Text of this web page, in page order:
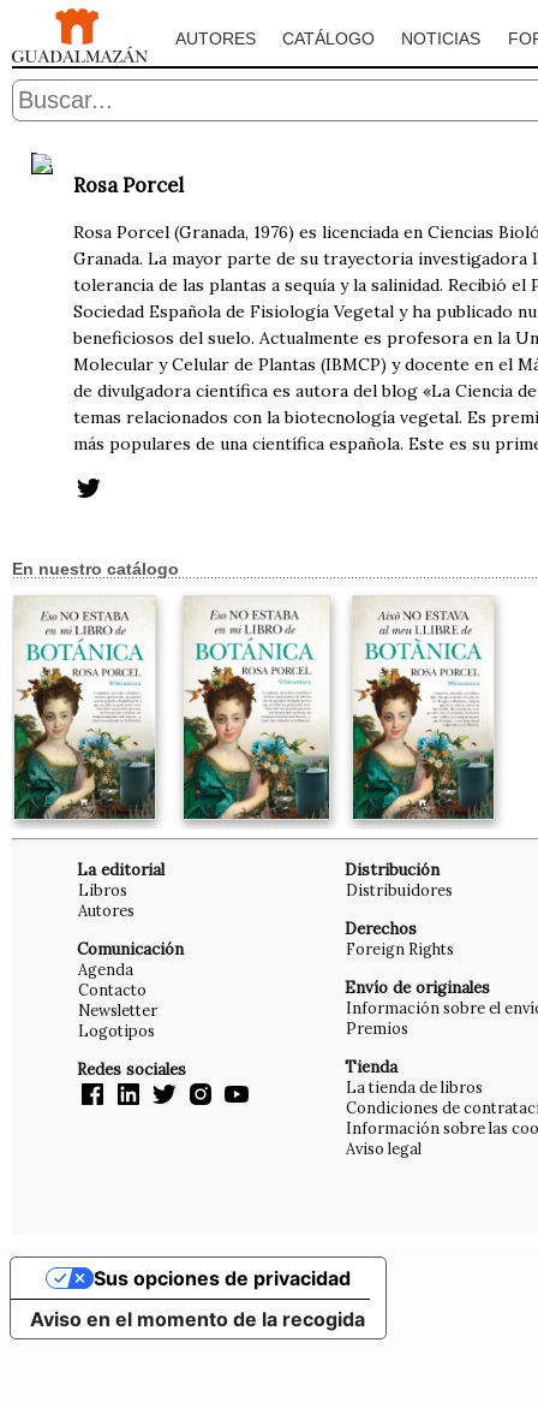
AUTORES CATÁLOGO NOTICIAS
Rosa Porcel
Rosa Porcel (Granada, 1976) es licenciada en Ciencias
Granada. La mayor parte de su trayectoria
tolerancia de las plantas a sequía y la salinidad. Recibió
Sociedad Española de Fisiología Vegetal y ha
beneficiosos del suelo. Actualmente es profesora en la
Molecular y Celular de Plantas (IBMCP) y docente en el
de divulgadora científica es autora del blog «La Ciencia
temas relacionados con la biotecnología vegetal. Es
más populares de una científica española. Este es su
En nuestro catálogo
La editorial
Libros
Autores
Comunicación
Agenda
Contacto
Newsletter
Logotipos
Redes sociales
Distribución
Distribuidores
Derechos
Foreign Rights
Envío de originales
Información sobre el
Premios
Tienda
La tienda de libros
Condiciones de
Información sobre las
Aviso legal
Aviso en el momento de la recogida
Sus opciones de privacidad